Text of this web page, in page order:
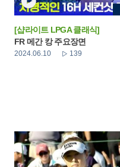
[샵라이트 LPGA 클래식]
FR 메간 캉 주요장면
2024.06.10 139